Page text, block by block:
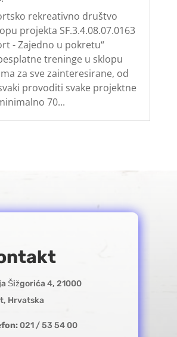
rekreativno društvo
projekta SF.3.4.08.07.0163
- Zajedno u pokretu“
treninge u sklopu
za sve zainteresirane, od
provoditi svake projektne
70...
Šižgorića 4, 21000
Hrvatska
021 / 53 54 00